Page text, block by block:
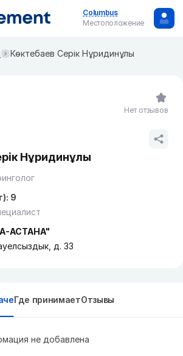
Columbus
Местоположение
Көктебаев Серік Нұридинұлы
Нұридинұлы
9
АСТАНА"
д. 33
Нет отзывов
Где принимаетОтзывы
не добавлена